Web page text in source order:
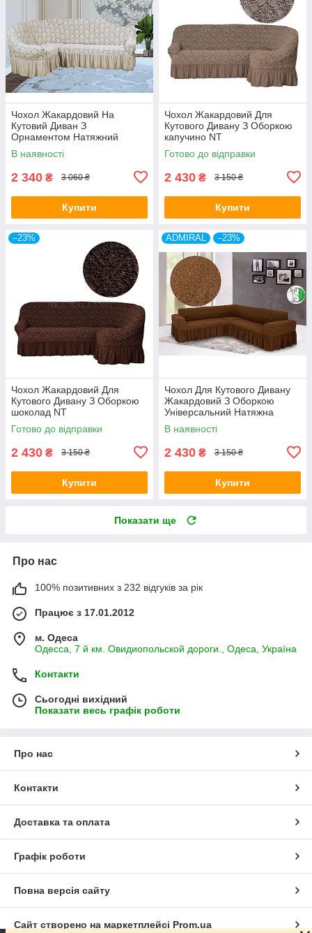
Чохол Жакардовий На
Кутовий Диван З
Орнаментом Натяжний
Універсальний З Воланами
Спідницею Kaspi Колір
В наявності
2 340 ₴ 3 060 ₴
Купити
Чохол Жакардовий Для
Кутового Дивану З Оборкою
капучино NT
Готово до відправки
2 430 ₴ 3 150 ₴
Купити
–23%
Чохол Жакардовий Для
Кутового Дивану З Оборкою
шоколад NT
Готово до відправки
2 430 ₴ 3 150 ₴
Купити
ADMIRAL –23%
Чохол Для Кутового Дивану
Жакардовий З Оборкою
Універсальний Натяжна
гарячий шоколад Venera
В наявності
2 430 ₴ 3 150 ₴
Купити
Показати ще
Про нас
100% позитивних з 232 відгуків за рік
Працює з 17.01.2012
м. Одеса
Одесса, 7 й км. Овидиопольской дороги., Одеса, Україна
Контакти
Сьогодні вихідний
Показати весь графік роботи
Про нас
Контакти
Доставка та оплата
Графік роботи
Повна версія сайту
Сайт створено на маркетплейсі Prom.ua